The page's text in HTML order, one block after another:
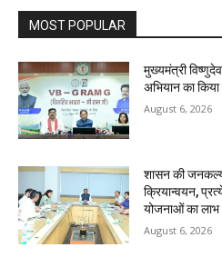
MOST POPULAR
मुख्यमंत्री
अभियान का
August 6, 2026
शासन की
क्रियान्वयन,
योजनाओं का लाभ
August 6, 2026